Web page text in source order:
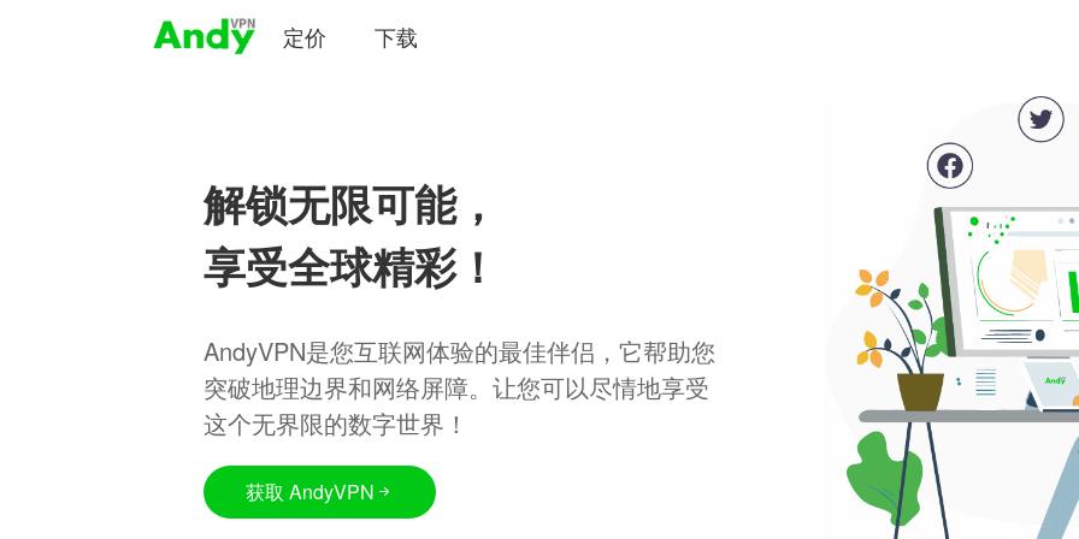
定价 下载
解锁无限可能，
享受全球精彩！
AndyVPN是您互联网体验的最佳伴侣，它帮助您
突破地理边界和网络屏障。让您可以尽情地享受
这个无界限的数字世界！
获取 AndyVPN